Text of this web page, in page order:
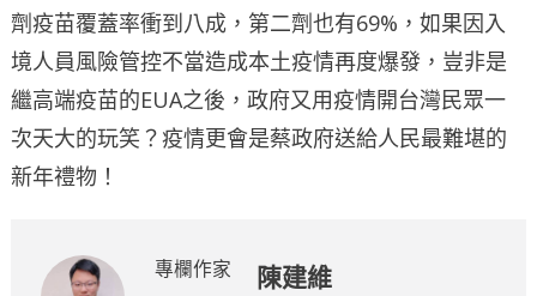
劑疫苗覆蓋率衝到八成，第二劑也有69%，如果因入
境人員風險管控不當造成本土疫情再度爆發，豈非是
繼高端疫苗的EUA之後，政府又用疫情開台灣民眾一
次天大的玩笑？疫情更會是蔡政府送給人民最難堪的
新年禮物！
專欄作家 陳建維